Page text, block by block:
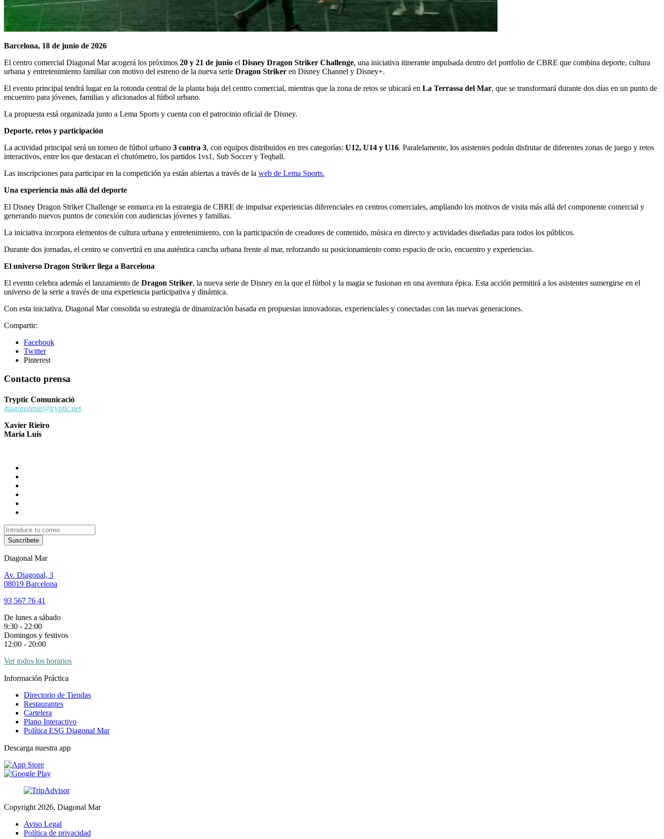
Barcelona, 18 de junio de 2026
El centro comercial Diagonal Mar acogerá los próximos 20 y 21 de junio el Disney Dragon Striker Challenge, una iniciativa itinerante impulsada dentro del portfolio de CBRE que combina deporte, cultura
urbana y entretenimiento familiar con motivo del estreno de la nueva serie Dragon Striker en Disney Channel y Disney+.
El evento principal tendrá lugar en la rotonda central de la planta baja del centro comercial, mientras que la zona de retos se ubicará en La Terrassa del Mar, que se transformará durante dos días en un punto de
encuentro para jóvenes, familias y aficionados al fútbol urbano.
La propuesta está organizada junto a Lema Sports y cuenta con el patrocinio oficial de Disney.
Deporte, retos y participación
La actividad principal será un torneo de fútbol urbano 3 contra 3, con equipos distribuidos en tres categorías: U12, U14 y U16. Paralelamente, los asistentes podrán disfrutar de diferentes zonas de juego y retos
interactivos, entre los que destacan el chutómetro, los partidos 1vs1, Sub Soccer y Teqball.
Las inscripciones para participar en la competición ya están abiertas a través de la web de Lema Sports.
Una experiencia más allá del deporte
El Disney Dragon Striker Challenge se enmarca en la estrategia de CBRE de impulsar experiencias diferenciales en centros comerciales, ampliando los motivos de visita más allá del componente comercial y
generando nuevos puntos de conexión con audiencias jóvenes y familias.
La iniciativa incorpora elementos de cultura urbana y entretenimiento, con la participación de creadores de contenido, música en directo y actividades diseñadas para todos los públicos.
Durante dos jornadas, el centro se convertirá en una auténtica cancha urbana frente al mar, reforzando su posicionamiento como espacio de ocio, encuentro y experiencias.
El universo Dragon Striker llega a Barcelona
El evento celebra además el lanzamiento de Dragon Striker, la nueva serie de Disney en la que el fútbol y la magia se fusionan en una aventura épica. Esta acción permitirá a los asistentes sumergirse en el
universo de la serie a través de una experiencia participativa y dinámica.
Con esta iniciativa, Diagonal Mar consolida su estrategia de dinamización basada en propuestas innovadoras, experienciales y conectadas con las nuevas generaciones.
Compartir:
Facebook
Twitter
Pinterest
Contacto prensa
Tryptic Comunicació
diagonalmar@tryptic.net
Xavier Rieiro
María Luis
Suscríbete
Diagonal Mar
Av. Diagonal, 3
08019 Barcelona
93 567 76 41
De lunes a sábado
9:30 - 22:00
Domingos y festivos
12:00 - 20:00
Ver todos los horarios
Información Práctica
Directorio de Tiendas
Restaurantes
Cartelera
Plano Interactivo
Política ESG Diagonal Mar
Descarga nuestra app
Copyright 2026, Diagonal Mar
Aviso Legal
Política de privacidad